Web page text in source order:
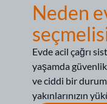
Neden
Evde acil çağrı
yaşamda
ve ciddi bir
yakınlarınızın